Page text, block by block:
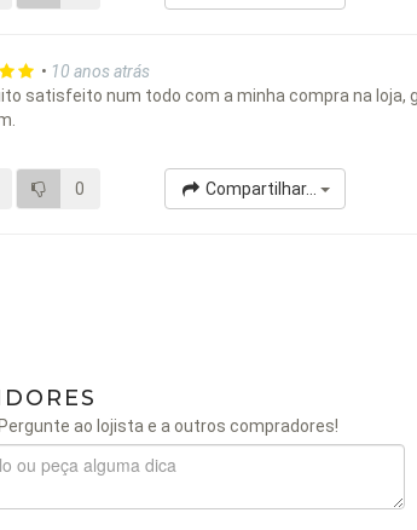
• 10 anos atrás
satisfeito num todo com a minha compra na
0 Compartilhar...
ao lojista e a outros compradores!